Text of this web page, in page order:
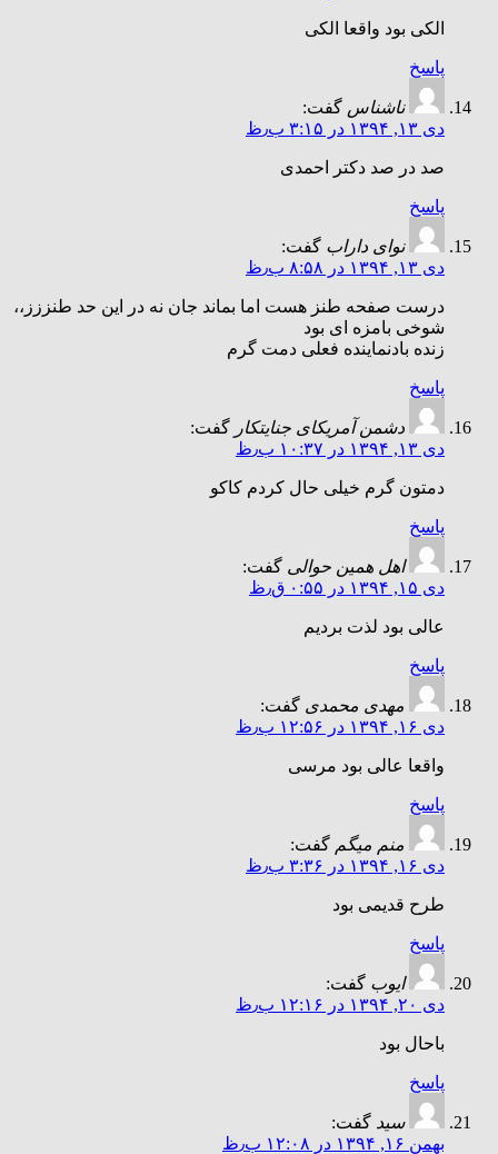
الکی بود واقعا الکی
پاسخ
ناشناس گفت:
دی ۱۳, ۱۳۹۴ در ۳:۱۵ ب٫ظ
صد در صد دکتر احمدی
پاسخ
نوای داراب گفت:
دی ۱۳, ۱۳۹۴ در ۸:۵۸ ب٫ظ
درست صفحه طنز هست اما بماند جان نه در این حد طنززز،،
شوخی بامزه ای بود
زنده بادنماینده فعلی دمت گرم
پاسخ
دشمن آمریکای جنایتکار گفت:
دی ۱۳, ۱۳۹۴ در ۱۰:۳۷ ب٫ظ
دمتون گرم خیلی حال کردم کاکو
پاسخ
اهل همین حوالی گفت:
دی ۱۵, ۱۳۹۴ در ۰:۵۵ ق٫ظ
عالی بود لذت بردیم
پاسخ
مهدی محمدی گفت:
دی ۱۶, ۱۳۹۴ در ۱۲:۵۶ ب٫ظ
واقعا عالی بود مرسی
پاسخ
منم میگم گفت:
دی ۱۶, ۱۳۹۴ در ۳:۳۶ ب٫ظ
طرح قدیمی بود
پاسخ
ایوب گفت:
دی ۲۰, ۱۳۹۴ در ۱۲:۱۶ ب٫ظ
باحال بود
پاسخ
سید گفت:
بهمن ۱۶, ۱۳۹۴ در ۱۲:۰۸ ب٫ظ